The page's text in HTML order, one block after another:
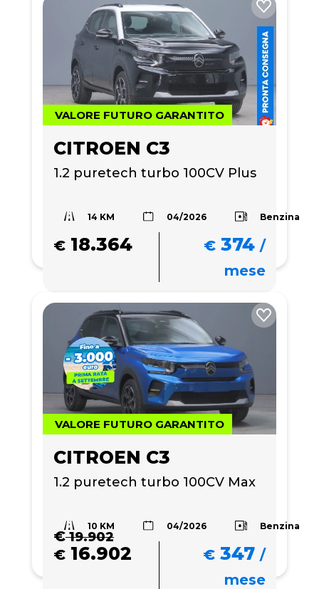
VALORE FUTURO GARANTITO
CITROEN C3
1.2 puretech turbo 100CV Plus
14 KM 04/2026 Benzina
€ 18.364 € 374 /
mese
VALORE FUTURO GARANTITO
CITROEN C3
1.2 puretech turbo 100CV Max
10 KM 04/2026 Benzina
€19.902
€ 16.902 € 347 /
mese